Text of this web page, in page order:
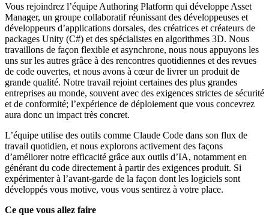
Vous rejoindrez l’équipe Authoring Platform qui développe Asset
Manager, un groupe collaboratif réunissant des développeuses et
développeurs d’applications dorsales, des créatrices et créateurs de
packages Unity (C#) et des spécialistes en algorithmes 3D. Nous
travaillons de façon flexible et asynchrone, nous nous appuyons les
uns sur les autres grâce à des rencontres quotidiennes et des revues
de code ouvertes, et nous avons à cœur de livrer un produit de
grande qualité. Notre travail rejoint certaines des plus grandes
entreprises au monde, souvent avec des exigences strictes de sécurité
et de conformité; l’expérience de déploiement que vous concevrez
aura donc un impact très concret.
L’équipe utilise des outils comme Claude Code dans son flux de
travail quotidien, et nous explorons activement des façons
d’améliorer notre efficacité grâce aux outils d’IA, notamment en
générant du code directement à partir des exigences produit. Si
expérimenter à l’avant‑garde de la façon dont les logiciels sont
développés vous motive, vous vous sentirez à votre place.
Ce que vous allez faire